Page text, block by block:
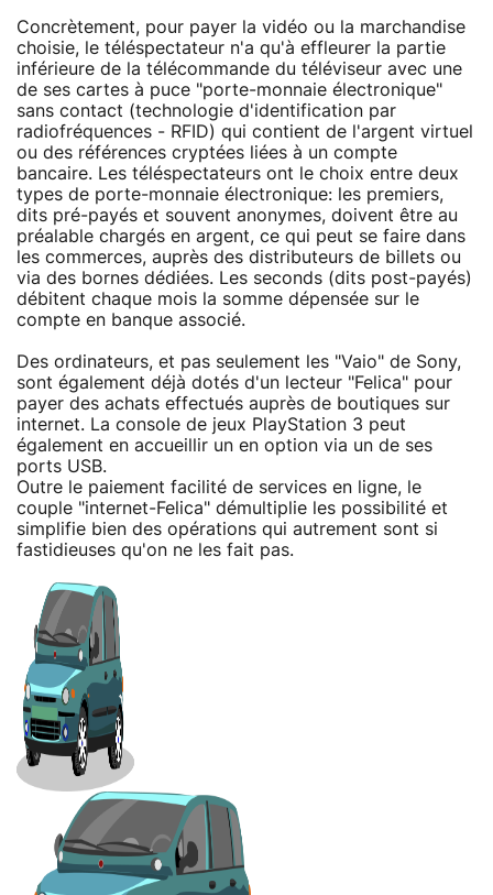
Concrètement, pour payer la vidéo ou la marchandise
choisie, le téléspectateur n'a qu'à effleurer la partie
inférieure de la télécommande du téléviseur avec une
de ses cartes à puce "porte-monnaie électronique"
sans contact (technologie d'identification par
radiofréquences - RFID) qui contient de l'argent virtuel
ou des références cryptées liées à un compte
bancaire. Les téléspectateurs ont le choix entre deux
types de porte-monnaie électronique: les premiers,
dits pré-payés et souvent anonymes, doivent être au
préalable chargés en argent, ce qui peut se faire dans
les commerces, auprès des distributeurs de billets ou
via des bornes dédiées. Les seconds (dits post-payés)
débitent chaque mois la somme dépensée sur le
compte en banque associé.
Des ordinateurs, et pas seulement les "Vaio" de Sony,
sont également déjà dotés d'un lecteur "Felica" pour
payer des achats effectués auprès de boutiques sur
internet. La console de jeux PlayStation 3 peut
également en accueillir un en option via un de ses
ports USB.
Outre le paiement facilité de services en ligne, le
couple "internet-Felica" démultiplie les possibilité et
simplifie bien des opérations qui autrement sont si
fastidieuses qu'on ne les fait pas.